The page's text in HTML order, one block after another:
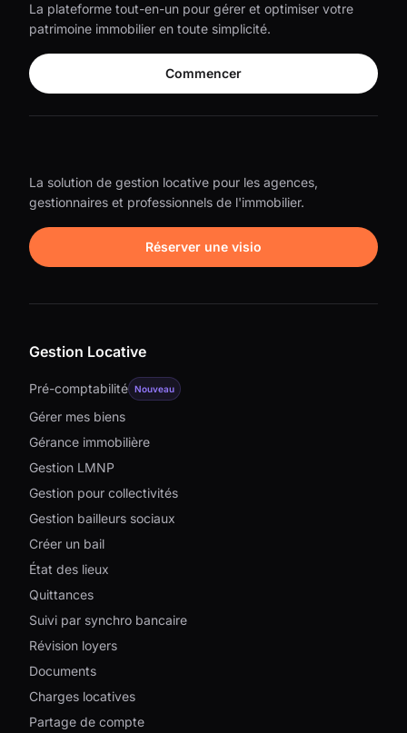
La plateforme tout-en-un pour gérer et optimiser votre
patrimoine immobilier en toute simplicité.
Commencer
La solution de gestion locative pour les agences,
gestionnaires et professionnels de l'immobilier.
Réserver une visio
Gestion Locative
Pré-comptabilité Nouveau
Gérer mes biens
Gérance immobilière
Gestion LMNP
Gestion pour collectivités
Gestion bailleurs sociaux
Créer un bail
État des lieux
Quittances
Suivi par synchro bancaire
Révision loyers
Documents
Charges locatives
Partage de compte